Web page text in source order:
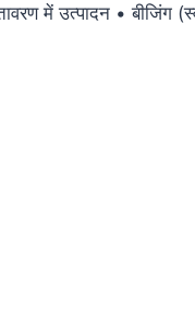
में उत्पादन • बीजिंग